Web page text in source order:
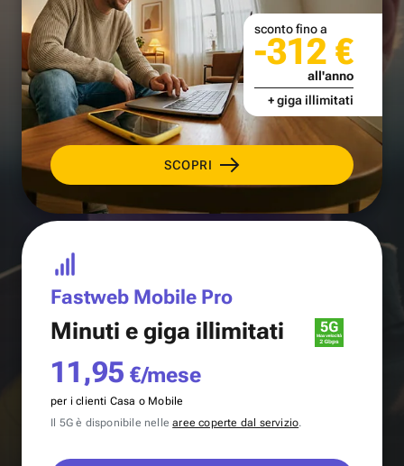
SCOPRI
sconto fino a
-312 €
all'anno
+ giga illimitati
Fastweb Mobile Pro
Minuti e giga illimitati
11,95 €/mese
per i clienti Casa o Mobile
Il 5G è disponibile nellearee coperte dal servizio.